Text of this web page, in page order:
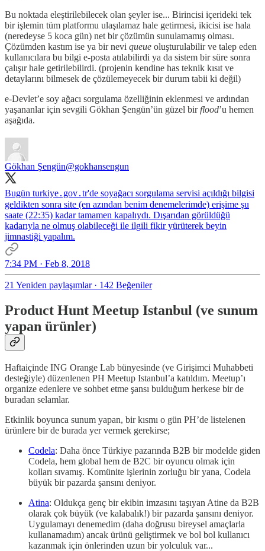
Bu noktada eleştirilebilecek olan şeyler ise... Birincisi içerideki tek
bir işlemin tüm platformu ulaşılamaz hale getirmesi, ikicisi ise hala
(neredeyse 5 koca gün) net bir çözümün sunulamamış olması.
Çözümden kastım ise ya bir nevi queue oluşturulabilir ve talep eden
kullanıcılara bu bilgi e-posta atılabilirdi ya da sistem bir süre sonra
çalışır hale getirilebilirdi. (projenin kendine has teknik kısıt ve
detaylarını bilmesek de çözülemeyecek bir durum tabii ki değil)
e-Devlet’e soy ağacı sorgulama özelliğinin eklenmesi ve ardından
yaşananlar için sevgili Gökhan Şengün’ün güzel birflood’u hemen
aşağıda.
Gökhan Şengün@gokhansengun
Bugün turkiye․gov․tr'de soyağacı sorgulama servisi açıldığı bilgisi
geldikten sonra site (en azından benim denemelerimde) erişime şu
saate (22:35) kadar tamamen kapalıydı. Dışarıdan görüldüğü
kadarıyla ne olmuş olabileceği ile ilgili fikir yürüterek beyin
jimnastiği yapalım.
7:34 PM · Feb 8, 2018
21 Yeniden paylaşımlar· 142 Beğeniler
Product Hunt Meetup Istanbul (ve sunum
yapan ürünler)
Haftaiçinde ING Orange Lab bünyesinde (ve Girişimci Muhabbeti
desteğiyle) düzenlenen PH Meetup Istanbul’a katıldım. Meetup’ı
organize edenlere ve sohbet etme şansı bulduğum herkese bir de
buradan selamlar.
Etkinlik boyunca sunum yapan, bir kısmı o gün PH’de listelenen
ürünlere bir de burada yer vermek gerekirse;
Codela: Daha önce Türkiye pazarında B2B bir modelde giden
Codela, hem global hem de B2C bir oyuncu olmak için
kolları sıvamış. Komünite işlerinin zorluğu bir yana, Codela
büyük bir pazarda şansını deniyor.
Atina: Oldukça genç bir ekibin imzasını taşıyan Atine da B2B
olarak çok büyük (ve kalabalık!) bir pazarda şansını deniyor.
Uygulamayı denemedim (daha doğrusu bireysel amaçlarla
kullanamadım) ancak ürünü geliştirmek ve bol bol kullanıcı
kazanmak için önlerinden uzun bir yolculuk var...